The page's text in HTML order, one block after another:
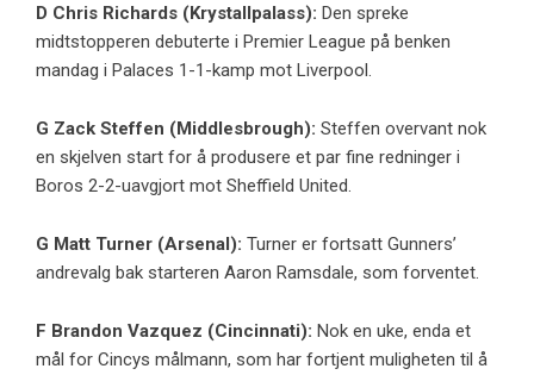
D Chris Richards (Krystallpalass): Den spreke
midtstopperen debuterte i Premier League på benken
mandag i Palaces 1-1-kamp mot Liverpool.
G Zack Steffen (Middlesbrough): Steffen overvant nok
en skjelven start for å produsere et par fine redninger i
Boros 2-2-uavgjort mot Sheffield United.
G Matt Turner (Arsenal): Turner er fortsatt Gunners’
andrevalg bak starteren Aaron Ramsdale, som forventet.
F Brandon Vazquez (Cincinnati): Nok en uke, enda et
mål for Cincys målmann, som har fortjent muligheten til å